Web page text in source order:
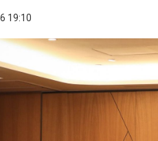
19:10